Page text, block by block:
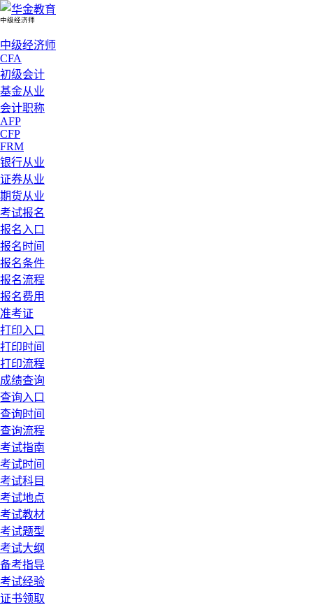
中级经济师
中级经济师
CFA
初级会计
基金从业
会计职称
AFP
CFP
FRM
银行从业
证券从业
期货从业
考试报名
报名入口
报名时间
报名条件
报名流程
报名费用
准考证
打印入口
打印时间
打印流程
成绩查询
查询入口
查询时间
查询流程
考试指南
考试时间
考试科目
考试地点
考试教材
考试题型
考试大纲
备考指导
考试经验
证书领取